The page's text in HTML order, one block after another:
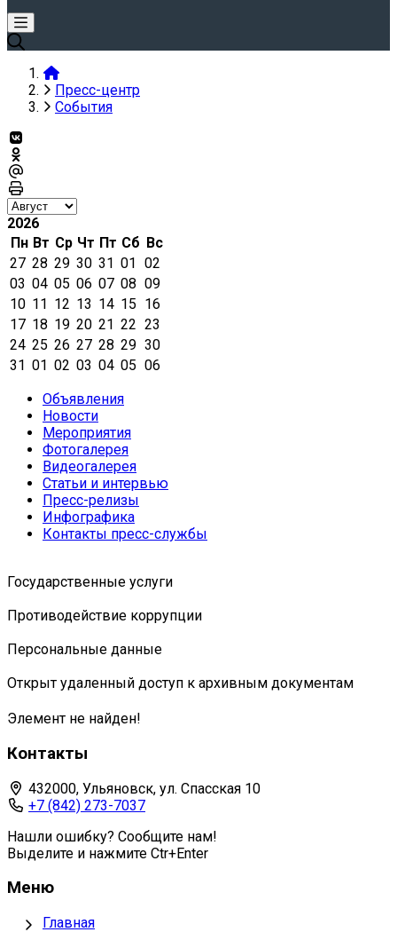
Пресс-центр
События
2026
Пн Вт Ср Чт Пт Сб Вс
27 28 29 30 31 01 02
03 04 05 06 07 08 09
10 11 12 13 14 15 16
17 18 19 20 21 22 23
24 25 26 27 28 29 30
31 01 02 03 04 05 06
Объявления
Новости
Мероприятия
Фотогалерея
Видеогалерея
Статьи и интервью
Пресс-релизы
Инфографика
Контакты пресс-службы
Государственные услуги
Противодействие коррупции
Персональные данные
Открыт удаленный доступ к архивным документам
Элемент не найден!
Контакты
432000, Ульяновск, ул. Спасская 10
+7 (842) 273-7037
Нашли ошибку? Сообщите нам!
Выделите и нажмите Ctr+Enter
Меню
Главная